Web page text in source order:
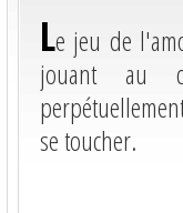
Le jeu de
jouant au
se toucher.